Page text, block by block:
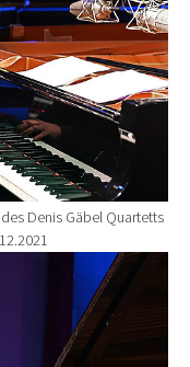
Denis Gäbel Quartetts